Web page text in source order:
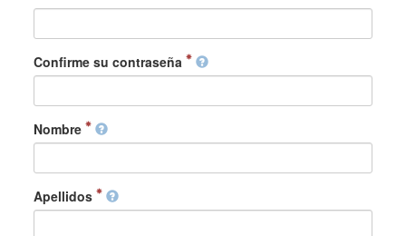
Confirme su contraseña
Nombre
Apellidos